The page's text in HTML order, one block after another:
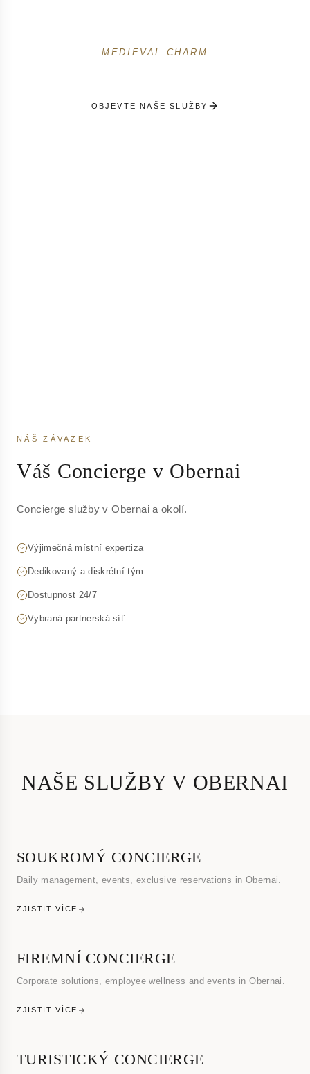
MEDIEVAL CHARM
OBJEVTE NAŠE SLUŽBY
NÁŠ ZÁVAZEK
Váš Concierge v Obernai
Concierge služby v Obernai a okolí.
Výjimečná místní expertiza
Dedikovaný a diskrétní tým
Dostupnost 24/7
Vybraná partnerská síť
NAŠE SLUŽBY V OBERNAI
SOUKROMÝ CONCIERGE
Daily management, events, exclusive reservations in Obernai.
ZJISTIT VÍCE
FIREMNÍ CONCIERGE
Corporate solutions, employee wellness and events in Obernai.
ZJISTIT VÍCE
TURISTICKÝ CONCIERGE